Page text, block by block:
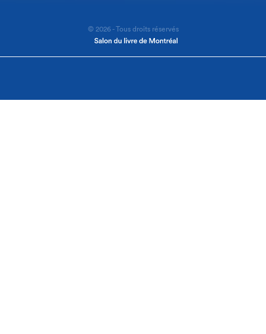
© 2026 - Tous droits réservés